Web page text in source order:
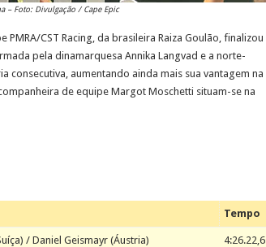
– Foto: Divulgação / Cape Epic
PMRA/CST Racing, da brasileira Raiza Goulão, finalizou
pela dinamarquesa Annika Langvad e a norte-
consecutiva, aumentando ainda mais sua vantagem na
de equipe Margot Moschetti situam-se na
Tempo
/ Daniel Geismayr (Áustria) 4:26.22,6